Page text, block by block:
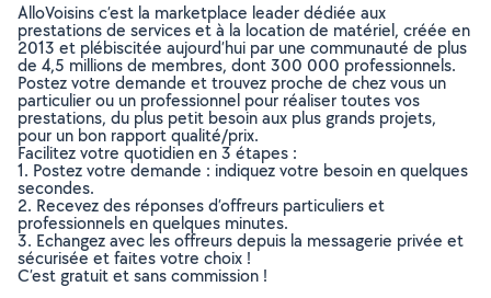
AlloVoisins c’est la marketplace leader dédiée aux
prestations de services et à la location de matériel, créée en
2013 et plébiscitée aujourd’hui par une communauté de plus
de 4,5 millions de membres, dont 300 000 professionnels.
Postez votre demande et trouvez proche de chez vous un
particulier ou un professionnel pour réaliser toutes vos
prestations, du plus petit besoin aux plus grands projets,
pour un bon rapport qualité/prix.
Facilitez votre quotidien en 3 étapes :
1. Postez votre demande : indiquez votre besoin en quelques
secondes.
2. Recevez des réponses d’offreurs particuliers et
professionnels en quelques minutes.
3. Echangez avec les offreurs depuis la messagerie privée et
sécurisée et faites votre choix !
C’est gratuit et sans commission !